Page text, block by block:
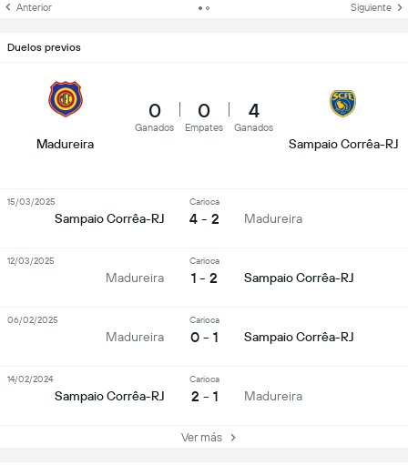
Anterior Siguiente
Duelos previos
Madureira
0
Ganados
0
Empates
4
Ganados
Sampaio Corrêa-RJ
Sampaio Corrêa-RJ
Carioca
4 - 2 Madureira
15/03/2025
Madureira
Carioca
1 - 2 Sampaio Corrêa-RJ
12/03/2025
Madureira
Carioca
0 - 1 Sampaio Corrêa-RJ
06/02/2025
Sampaio Corrêa-RJ
Carioca
2 - 1 Madureira
14/02/2024
Ver más